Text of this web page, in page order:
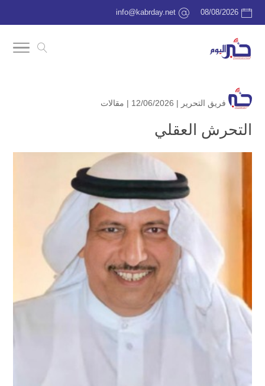
08/08/2026
info@kabrday.net
فريق التحرير | 12/06/2026 | مقالات
التحرش العقلي